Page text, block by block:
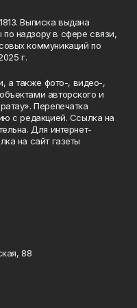
Выписка выдана
надзору в сфере связи,
коммуникаций по
г.
а также фото-, видео-,
авторского и
Перепечатка
с редакцией. Ссылка на
Для интернет-
на сайт газеты
88